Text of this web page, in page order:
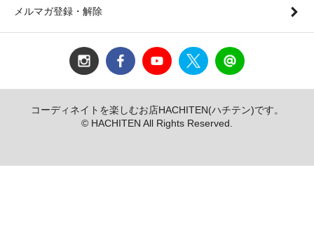
メルマガ登録・解除
コーディネイトを楽しむお店HACHITEN(ハチテン)です。
© HACHITEN All Rights Reserved.